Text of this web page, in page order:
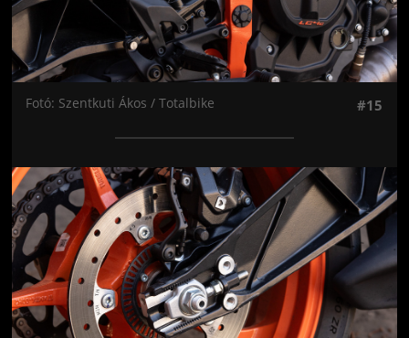
Fotó: Szentkuti Ákos / Totalbike #15
Jön még kép!